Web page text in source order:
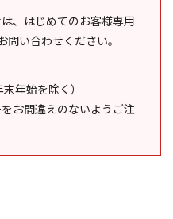
、はじめてのお客様専用
問い合わせください。
年始を除く）
お間違えのないようご注